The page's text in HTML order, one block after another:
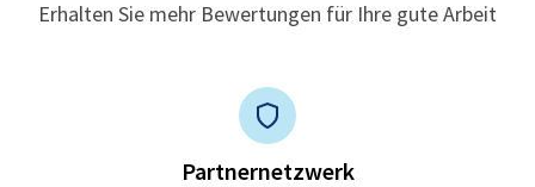
Erhalten Sie mehr Bewertungen für Ihre gute Arbeit
Partnernetzwerk